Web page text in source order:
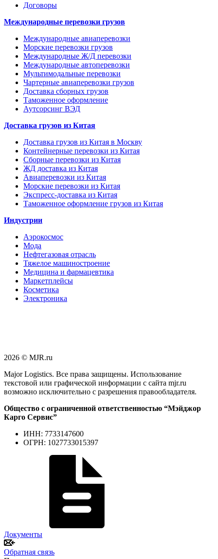
Договоры
Международные перевозки грузов
Международные авиаперевозки
Морские перевозки грузов
Международные Ж/Д перевозки
Международные автоперевозки
Мультимодальные перевозки
Чартерные авиаперевозки грузов
Доставка сборных грузов
Таможенное оформление
Аутсорсинг ВЭД
Доставка грузов из Китая
Доставка грузов из Китая в Москву
Контейнерные перевозки из Китая
Сборные перевозки из Китая
ЖД доставка из Китая
Авиаперевозки из Китая
Морские перевозки из Китая
Экспресс-доставка из Китая
Таможенное оформление грузов из Китая
Индустрии
Аэрокосмос
Мода
Нефтегазовая отрасль
Тяжелое машиностроение
Медицина и фармацевтика
Маркетплейсы
Косметика
Электроника
2026 © MJR.ru
Major Logistics. Все права защищены. Использование
текстовой или графической информации с сайта mjr.ru
возможно исключительно с разрешения правообладателя.
Общество с ограниченной ответственностью “Мэйджор
Карго Сервис”
ИНН: 7733147600
ОГРН: 1027733015397
Документы
Обратная связь